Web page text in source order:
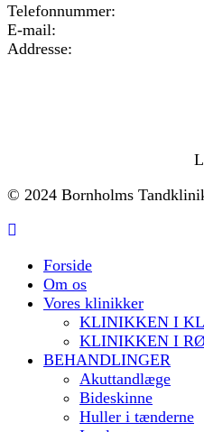
Telefonnummer:
E-mail:
Addresse:
© 2024 Bornholms
Forside
Om os
Vores klinikker
KLINIKKEN I
KLINIKKEN I
BEHANDLINGER
Akuttandlæge
Bideskinne
Huller i tænderne